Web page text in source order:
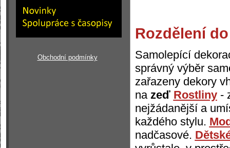
Rozdělení
Samolepící
správný výběr
zařazeny dekory
na zeď Rostliny-
nejžádanější a
každého stylu.
nadčasové.
Obchodní podmínky